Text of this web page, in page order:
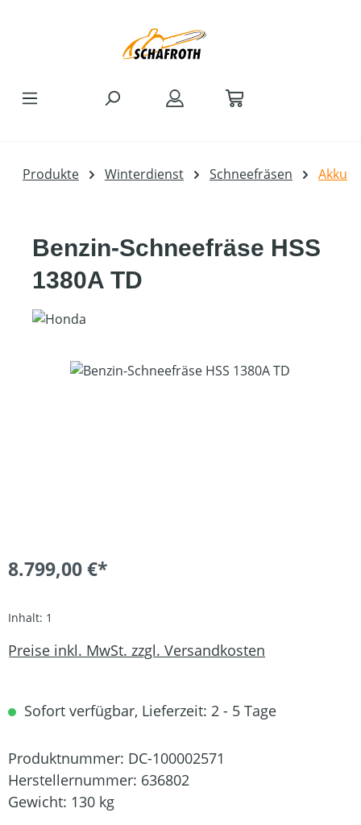
Produkte Winterdienst Schneefräsen Akku
Benzin-Schneefräse HSS
1380A TD
Bildergalerie überspringen
8.799,00 €*
Inhalt: 1
Preise inkl. MwSt. zzgl. Versandkosten
Sofort verfügbar, Lieferzeit: 2 - 5 Tage
Produktnummer: DC-100002571
Herstellernummer: 636802
Gewicht: 130 kg